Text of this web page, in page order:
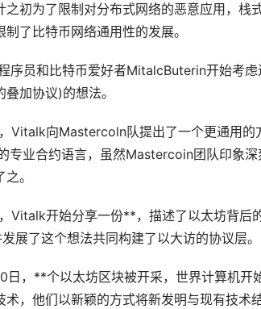
之初为了限制对分布式网络的恶意应用，
了比特币网络通用性的发展。
序员和比特币爱好者MitalcButerin开始考
加协议)的想法。
Vitalk向Mastercoln队提出了一个更通用
专业合约语言，虽然Mastercoin团队印象
。
Vitalk开始分享一份**，描述了以太坊背后
展了这个想法共同构建了以大访的协议层。
日，**个以太坊区块被开采，世界计算机
术，他们以新颖的方式将新发明与现有技术